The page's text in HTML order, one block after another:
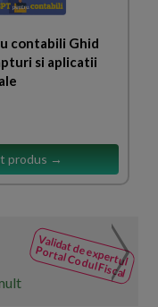
contabili Ghid
si aplicatii
produs →
Validat de expertul
Portal Codul Fiscal